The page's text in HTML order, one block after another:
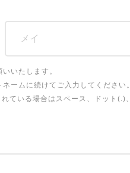
いたします。
ームに続けてご入力してください
ている場合はスペース、ドット(.)